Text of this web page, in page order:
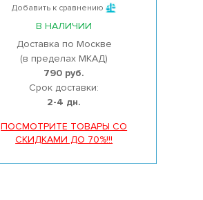
Добавить к сравнению
В НАЛИЧИИ
Доставка по Москве
(в пределах МКАД)
790 руб.
Срок доставки:
2-4 дн.
ПОСМОТРИТЕ ТОВАРЫ СО
СКИДКАМИ ДО 70%!!!